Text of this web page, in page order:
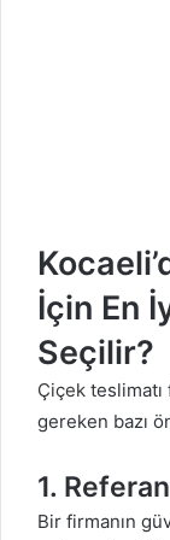
İçin En
Seçilir?
Çiçek
gereken bazı
1.
Bir firmanın